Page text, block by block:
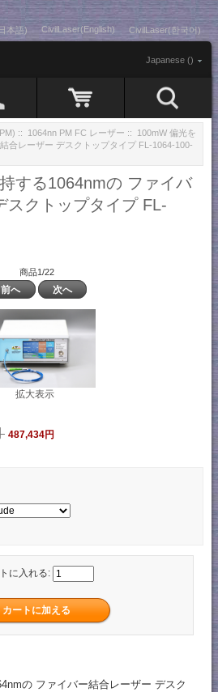
本語) CivilLaser(English) CivilLaser(한국어)
Japanese ()
:: 1064nn PM FC レーザー :: 100mW 偏光を
合レーザー デスクトップタイプ FL-1064-100-
する1064nmの ファイバ
スクトップタイプ FL-
商品1/22
へ 次へ
拡大表示
487,434円
に入れる:
の ファイバー結合レーザー デスク